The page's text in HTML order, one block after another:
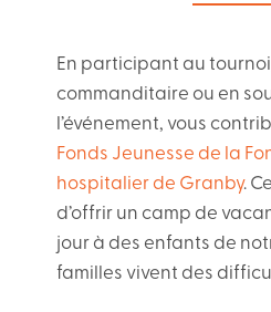
En participant au
commanditaire ou en
l’événement, vous
Fonds Jeunesse de la
hospitalier de Granby.
d’offrir un camp de
jour à des enfants de
familles vivent des